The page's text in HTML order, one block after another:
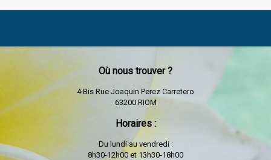
Où nous trouver ?
4 Bis Rue Joaquin Perez Carretero
63200 RIOM
Horaires :
Du lundi au vendredi :
8h30-12h00 et 13h30-18h00